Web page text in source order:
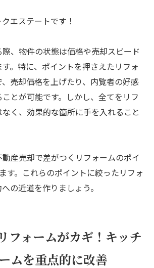
エステートです！
、物件の状態は価格や売却スピード
。特に、ポイントを押さえたリフォ
売却価格を上げたり、内覧者の好感
とが可能です。しかし、全てをリフ
く、効果的な箇所に手を入れること
産売却で差がつくリフォームのポイ
す。これらのポイントに絞ったリフォ
の近道を作りましょう。
フォームがカギ！キッチ
ムを重点的に改善